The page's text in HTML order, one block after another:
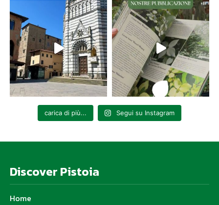
carica di più... Segui su Instagram
Discover Pistoia
Home